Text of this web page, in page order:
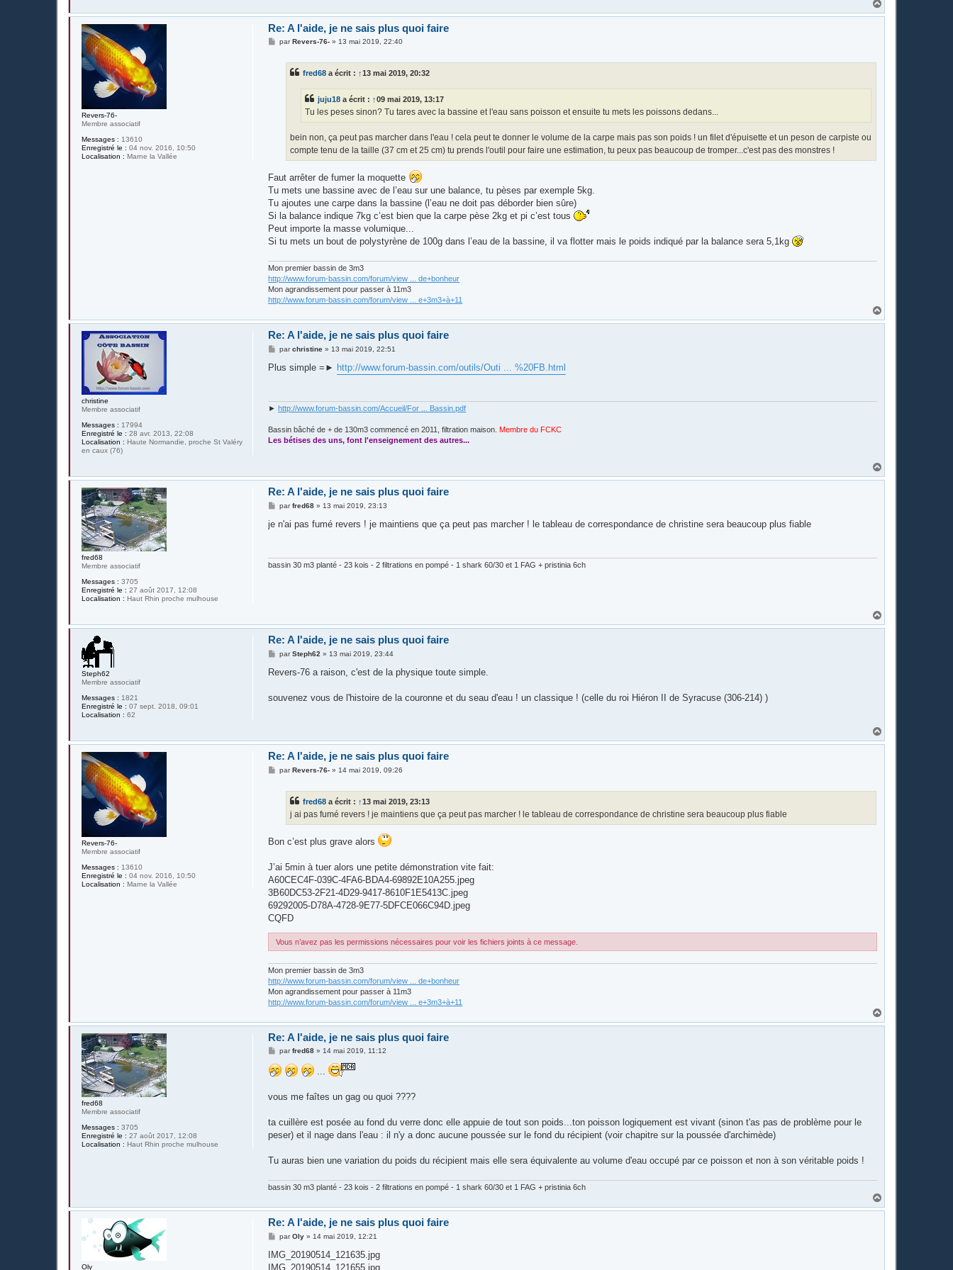
a
Revers-76-
Membre associatif
Messages : 13610
Enregistré le : 04 nov. 2016, 10:50
Localisation : Marne la Vallée
Re: A l'aide, je ne sais plus quoi faire
MparRevers-76- » 13 mai 2019, 22:40
fred68 a écrit : ↑13 mai 2019, 20:32
juju18 a écrit : ↑09 mai 2019, 13:17
Tu les peses sinon? Tu tares avec la bassine et l'eau sans poisson et ensuite tu mets les poissons dedans...
bein non, ça peut pas marcher dans l'eau ! cela peut te donner le volume de la carpe mais pas son poids ! un filet d'épuisette et un peson de carpiste ou
compte tenu de la taille (37 cm et 25 cm) tu prends l'outil pour faire une estimation, tu peux pas beaucoup de tromper...c'est pas des monstres !
Faut arrêter de fumer la moquette
Tu mets une bassine avec de l’eau sur une balance, tu pèses par exemple 5kg.
Tu ajoutes une carpe dans la bassine (l’eau ne doit pas déborder bien sûre)
Si la balance indique 7kg c’est bien que la carpe pèse 2kg et pi c’est tous
Peut importe la masse volumique...
Si tu mets un bout de polystyrène de 100g dans l’eau de la bassine, il va flotter mais le poids indiqué par la balance sera 5,1kg
Mon premier bassin de 3m3
http://www.forum-bassin.com/forum/view ... de+bonheur
Mon agrandissement pour passer à 11m3
http://www.forum-bassin.com/forum/view ... e+3m3+à+11
a
christine
Membre associatif
Messages : 17994
Enregistré le : 28 avr. 2013, 22:08
Localisation : Haute Normandie, proche St Valéry
en caux (76)
Re: A l'aide, je ne sais plus quoi faire
M
s
parchristine » 13 mai 2019, 22:51
Plus simple =► http://www.forum-bassin.com/outils/Outi ... %20FB.html
► http://www.forum-bassin.com/Accueil/For ... Bassin.pdf
Bassin bâché de + de 130m3 commencé en 2011, filtration maison. Membre du FCKC
Les bétises des uns, font l'enseignement des autres...
a
fred68
Membre associatif
Messages : 3705
Enregistré le : 27 août 2017, 12:08
Localisation : Haut Rhin proche mulhouse
Re: A l'aide, je ne sais plus quoi faire
M
s
parfred68 » 13 mai 2019, 23:13
je n'ai pas fumé revers ! je maintiens que ça peut pas marcher ! le tableau de correspondance de christine sera beaucoup plus fiable
bassin 30 m3 planté - 23 kois - 2 filtrations en pompé - 1 shark 60/30 et 1 FAG + pristinia 6ch
a
Steph62
Membre associatif
Messages : 1821
Enregistré le : 07 sept. 2018, 09:01
Localisation : 62
Re: A l'aide, je ne sais plus quoi faire
M
s
g
parSteph62 » 13 mai 2019, 23:44
Revers-76 a raison, c'est de la physique toute simple.
souvenez vous de l'histoire de la couronne et du seau d'eau ! un classique ! (celle du roi Hiéron II de Syracuse (306-214) )
a
Revers-76-
Membre associatif
Messages : 13610
Enregistré le : 04 nov. 2016, 10:50
Localisation : Marne la Vallée
Re: A l'aide, je ne sais plus quoi faire
MparRevers-76- » 14 mai 2019, 09:26
fred68 a écrit : ↑13 mai 2019, 23:13
j ai pas fumé revers ! je maintiens que ça peut pas marcher ! le tableau de correspondance de christine sera beaucoup plus fiable
Bon c’est plus grave alors
J’ai 5min à tuer alors une petite démonstration vite fait:
A60CEC4F-039C-4FA6-BDA4-69892E10A255.jpeg
3B60DC53-2F21-4D29-9417-8610F1E5413C.jpeg
69292005-D78A-4728-9E77-5DFCE066C94D.jpeg
CQFD
Vous n’avez pas les permissions nécessaires pour voir les fichiers joints à ce message.
Mon premier bassin de 3m3
http://www.forum-bassin.com/forum/view ... de+bonheur
Mon agrandissement pour passer à 11m3
http://www.forum-bassin.com/forum/view ... e+3m3+à+11
a
fred68
Membre associatif
Messages : 3705
Enregistré le : 27 août 2017, 12:08
Localisation : Haut Rhin proche mulhouse
Re: A l'aide, je ne sais plus quoi faire
M
s
s
e
parfred68 »14 mai 2019, 11:12
...
vous me faîtes un gag ou quoi ????
ta cuillère est posée au fond du verre donc elle appuie de tout son poids...ton poisson logiquement est vivant (sinon t'as pas de problème pour le
peser) et il nage dans l'eau : il n'y a donc aucune poussée sur le fond du récipient (voir chapitre sur la poussée d'archimède)
Tu auras bien une variation du poids du récipient mais elle sera équivalente au volume d'eau occupé par ce poisson et non à son véritable poids !
bassin 30 m3 planté - 23 kois - 2 filtrations en pompé - 1 shark 60/30 et 1 FAG + pristinia 6ch
a
Oly
Re: A l'aide, je ne sais plus quoi faire
M
s
parOly » 14 mai 2019, 12:21
IMG_20190514_121635.jpg
IMG_20190514_121655.jpg